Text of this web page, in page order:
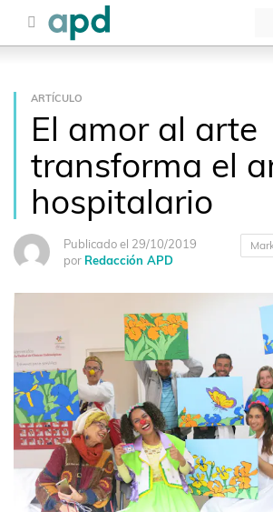
ARTÍCULO
El amor al arte
transforma el
hospitalario
Publicado el 29/10/2019
por Redacción APD